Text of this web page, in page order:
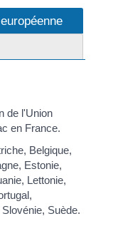
de l'Union
en France.
Belgique,
Estonie,
Lettonie,
Suède.